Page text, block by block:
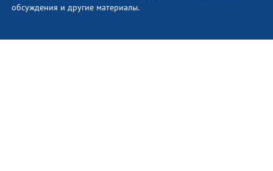
обсуждения и другие материалы.